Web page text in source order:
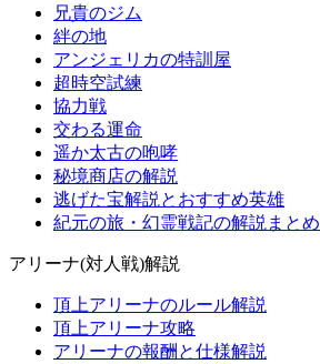
兄貴のジム
絆の地
アンジェリカの特訓屋
超時空試練
協力戦
交わる運命
遥か太古の咆哮
秘境商店の解説
逃げた宝解説とおすすめ英雄
紀元の旅・幻霊戦記の解説まとめ
アリーナ(対人戦)解説
頂上アリーナのルール解説
頂上アリーナ攻略
アリーナの報酬と仕様解説